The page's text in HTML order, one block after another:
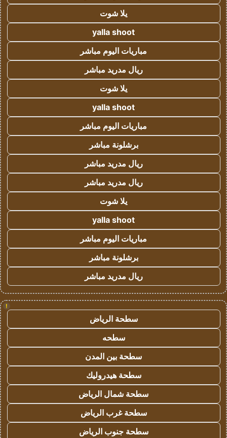
يلا شوت
yalla shoot
مباريات اليوم مباشر
ريال مدريد مباشر
يلا شوت
yalla shoot
مباريات اليوم مباشر
برشلونة مباشر
ريال مدريد مباشر
ريال مدريد مباشر
يلا شوت
yalla shoot
مباريات اليوم مباشر
برشلونة مباشر
ريال مدريد مباشر
!
سطحة الرياض
سطحه
سطحة بين المدن
سطحة هيدروليك
سطحة شمال الرياض
سطحة غرب الرياض
سطحة جنوب الرياض